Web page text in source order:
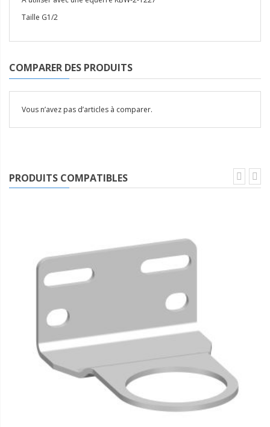
Taille G1/2
COMPARER DES PRODUITS
Vous n’avez pas d’articles à comparer.
PRODUITS COMPATIBLES